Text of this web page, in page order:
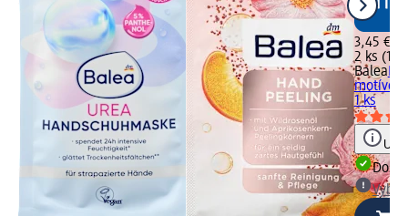
3,45 €
2 ks
Balea
motívom
1 ks